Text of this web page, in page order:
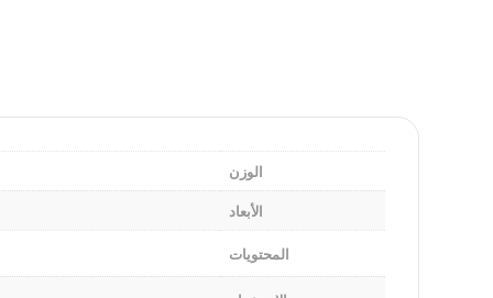
الوزن
الأبعاد
المحتويات